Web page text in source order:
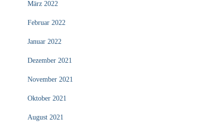
März 2022
Februar 2022
Januar 2022
Dezember 2021
November 2021
Oktober 2021
August 2021